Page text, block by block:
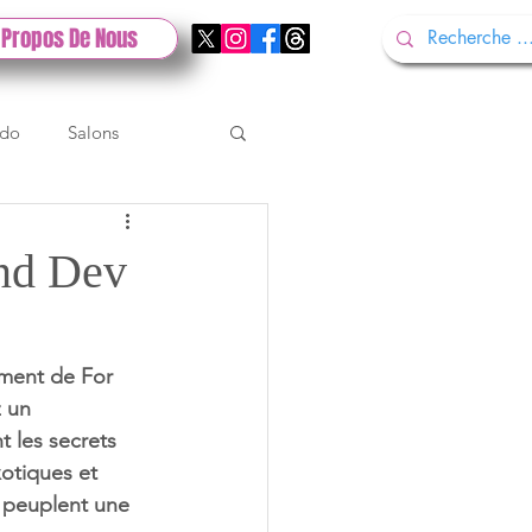
De Nous
Salons
Gamescom
Dev
de For
un
les secrets
et
une